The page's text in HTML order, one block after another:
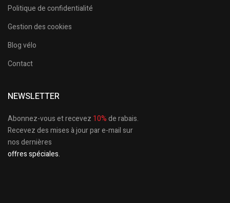
Politique de confidentialité
Gestion des cookies
Blog vélo
Contact
NEWSLETTER
Abonnez-vous et recevez 10%de rabais.
Recevez des mises à jour par e-mail sur
nos dernières
offres spéciales.